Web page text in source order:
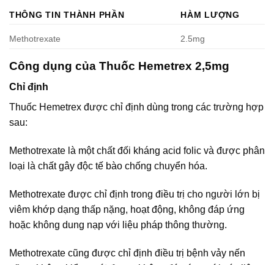
THÔNG TIN THÀNH PHẦN HÀM LƯỢNG
Methotrexate 2.5mg
Công dụng của Thuốc Hemetrex 2,5mg
Chỉ định
Thuốc Hemetrex được chỉ định dùng trong các trường hợp
sau:
Methotrexate là một chất đối kháng acid folic và được phân
loại là chất gây độc tế bào chống chuyển hóa.
Methotrexate được chỉ định trong điều trị cho người lớn bị
viêm khớp dạng thấp nặng, hoạt động, không đáp ứng
hoặc không dung nạp với liệu pháp thông thường.
Methotrexate cũng được chỉ định điều trị bệnh vảy nến